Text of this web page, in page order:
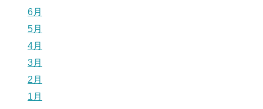
6月
5月
4月
3月
2月
1月